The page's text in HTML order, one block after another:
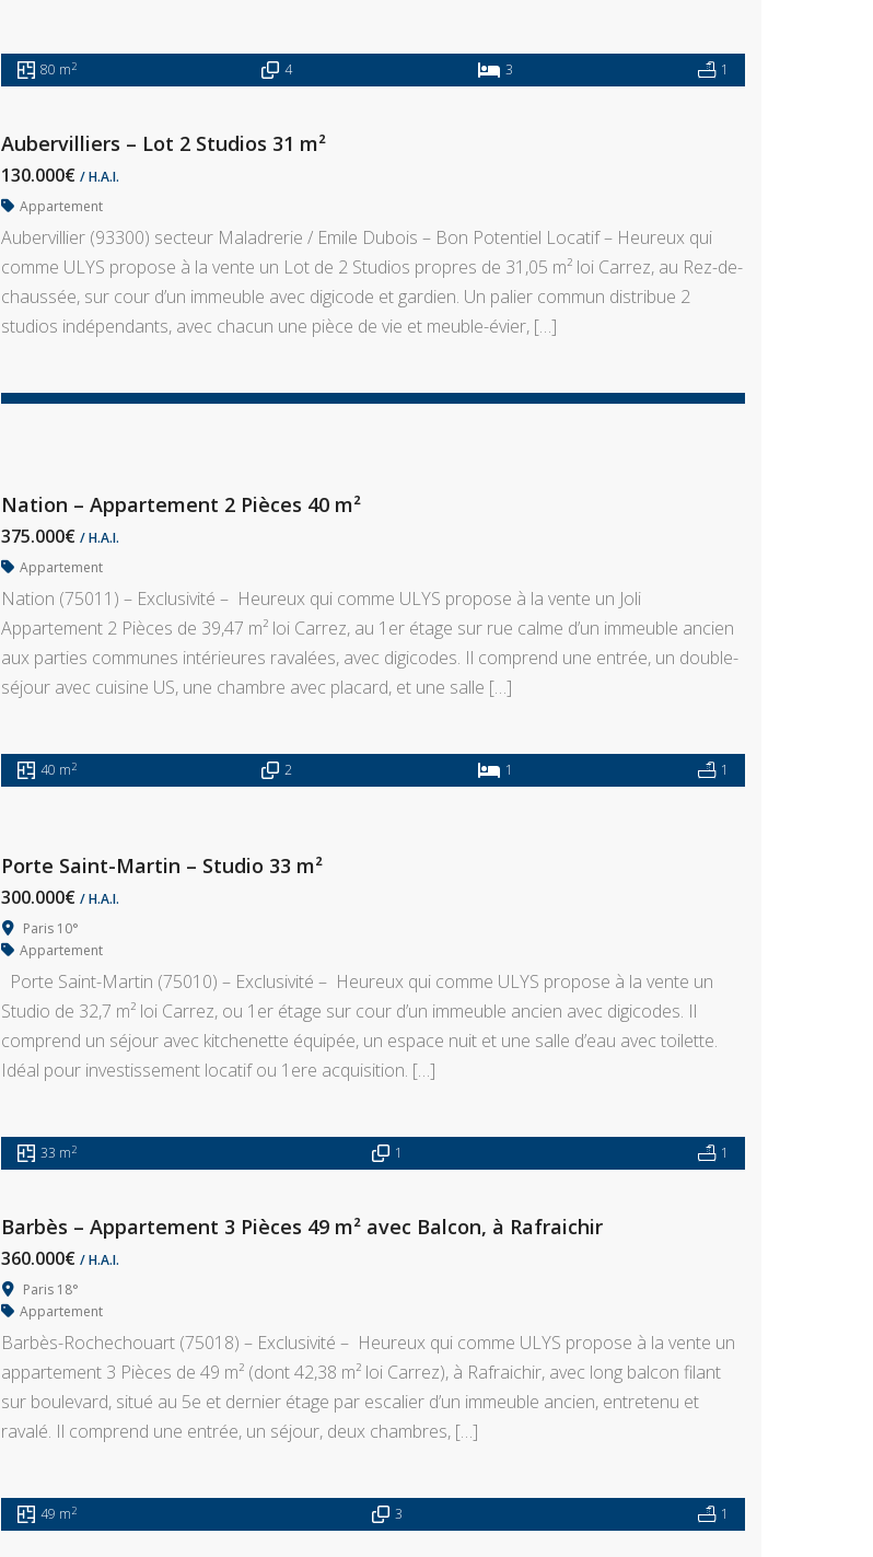
80 m2 4 3 1
Aubervilliers – Lot 2 Studios 31 m²
130.000€ / H.A.I.
Appartement
Aubervillier (93300) secteur Maladrerie / Emile Dubois – Bon Potentiel Locatif – Heureux qui
comme ULYS propose à la vente un Lot de 2 Studios propres de 31,05 m² loi Carrez, au Rez-de-
chaussée, sur cour d’un immeuble avec digicode et gardien. Un palier commun distribue 2
studios indépendants, avec chacun une pièce de vie et meuble-évier, […]
Nation – Appartement 2 Pièces 40 m²
375.000€ / H.A.I.
Appartement
Nation (75011) – Exclusivité – Heureux qui comme ULYS propose à la vente un Joli
Appartement 2 Pièces de 39,47 m² loi Carrez, au 1er étage sur rue calme d’un immeuble ancien
aux parties communes intérieures ravalées, avec digicodes. Il comprend une entrée, un double-
séjour avec cuisine US, une chambre avec placard, et une salle […]
40 m2 2 1 1
Porte Saint-Martin – Studio 33 m²
300.000€ / H.A.I.
Paris 10°
Appartement
Porte Saint-Martin (75010) – Exclusivité – Heureux qui comme ULYS propose à la vente un
Studio de 32,7 m² loi Carrez, ou 1er étage sur cour d’un immeuble ancien avec digicodes. Il
comprend un séjour avec kitchenette équipée, un espace nuit et une salle d’eau avec toilette.
Idéal pour investissement locatif ou 1ere acquisition. […]
33 m2 1 1
Barbès – Appartement 3 Pièces 49 m² avec Balcon, à Rafraichir
360.000€ / H.A.I.
Paris 18°
Appartement
Barbès-Rochechouart (75018) – Exclusivité – Heureux qui comme ULYS propose à la vente un
appartement 3 Pièces de 49 m² (dont 42,38 m² loi Carrez), à Rafraichir, avec long balcon filant
sur boulevard, situé au 5e et dernier étage par escalier d’un immeuble ancien, entretenu et
ravalé. Il comprend une entrée, un séjour, deux chambres, […]
49 m2 3 1